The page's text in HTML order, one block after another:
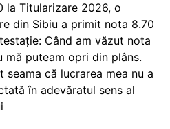
la Titularizare 2026, o
din Sibiu a primit nota 8.70
Când am văzut nota
mă puteam opri din plâns.
seama că lucrarea mea nu a
în adevăratul sens al